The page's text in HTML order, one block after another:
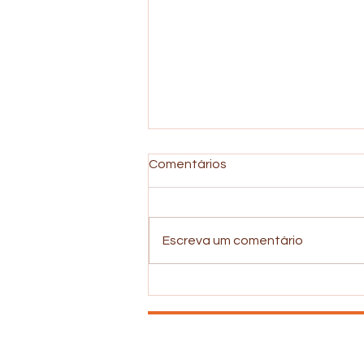
Comentários
Escreva um comentário